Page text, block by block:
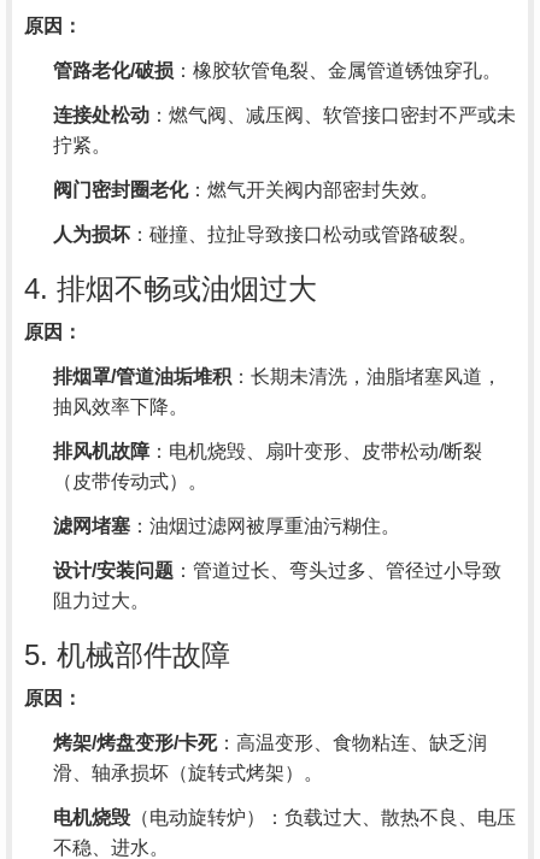
原因：
管路老化/破损 ：橡胶软管龟裂、金属管道锈蚀穿孔。
连接处松动 ：燃气阀、减压阀、软管接口密封不严或未
拧紧。
阀门密封圈老化：燃气开关阀内部密封失效。
人为损坏 ：碰撞、拉扯导致接口松动或管路破裂。
4. 排烟不畅或油烟过大
原因：
排烟罩/管道油垢堆积 ：长期未清洗，油脂堵塞风道，
抽风效率下降。
排风机故障 ：电机烧毁、扇叶变形、皮带松动/断裂
（皮带传动式）。
滤网堵塞 ：油烟过滤网被厚重油污糊住。
设计/安装问题 ：管道过长、弯头过多、管径过小导致
阻力过大。
5. 机械部件故障
原因：
烤架/烤盘变形/卡死：高温变形、食物粘连、缺乏润
滑、轴承损坏（旋转式烤架）。
电机烧毁 （电动旋转炉）：负载过大、散热不良、电压
不稳、进水。